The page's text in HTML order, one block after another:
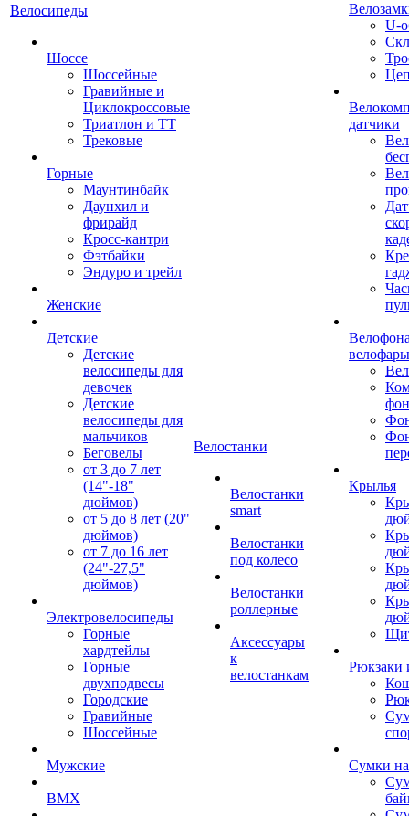
Велосипеды
Шоссе
Шоссейные
Гравийные и
Циклокроссовые
Триатлон и ТТ
Трековые
Горные
Маунтинбайк
Даунхил и
фрирайд
Кросс-кантри
Фэтбайки
Эндуро и трейл
Женские
Детские
Детские
велосипеды для
девочек
Детские
велосипеды для
мальчиков
Беговелы
от 3 до 7 лет
(14"-18"
дюймов)
от 5 до 8 лет (20"
дюймов)
от 7 до 16 лет
(24"-27,5"
дюймов)
Электровелосипеды
Горные
хардтейлы
Горные
двухподвесы
Городские
Гравийные
Шоссейные
Мужские
BMX
Велостанки
Велостанки
smart
Велостанки
под колесо
Велостанки
роллерные
Аксессуары
к
велостанкам
U-
датчики
велофары
Крылья
Рюкзаки
Сумки